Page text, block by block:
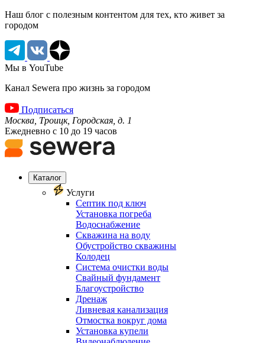
Наш блог c полезным контентом для тех, кто живет за
городом
Мы в YouTube
Канал Sewera про жизнь за городом
Подписаться
Москва, Троицк, Городская, д. 1
Ежедневно с 10 до 19 часов
Каталог
Услуги
Септик под ключ
Установка погреба
Водоснабжение
Скважина на воду
Обустройство скважины
Колодец
Система очистки воды
Свайный фундамент
Благоустройство
Дренаж
Ливневая канализация
Отмостка вокруг дома
Установка купели